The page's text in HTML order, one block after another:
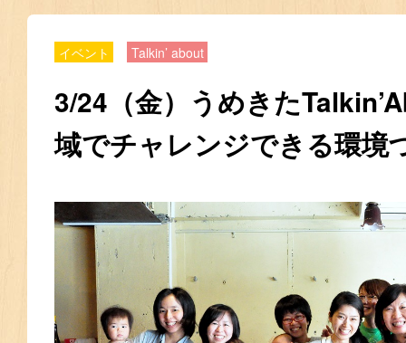
イベント Talkin’ about
3/24（金）うめきた
域でチャレンジできる環境